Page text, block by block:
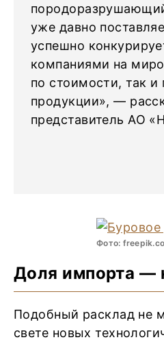
уже давно
успешно
компаниями на
по стоимости, так и
продукции», —
представитель АО
Фото:
Доля импорта —
Подобный расклад не
свете новых